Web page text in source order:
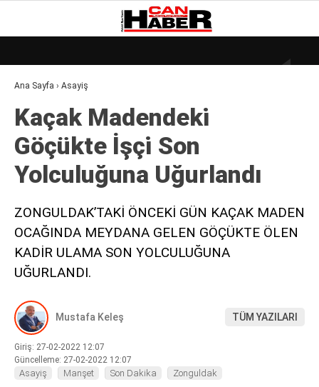
28.7°
GALERİ
DÜNYA
EKONOMI
GÜNDEM
MAGAZIN
SAĞLIK
ASAYIŞ
DIĞER
Ana Sayfa › Asayiş
Kaçak Madendeki̇
Göçükte İşçi̇ Son
Yolculuğuna Uğurlandı
ZONGULDAK’TAKİ ÖNCEKİ GÜN KAÇAK MADEN
OCAĞINDA MEYDANA GELEN GÖÇÜKTE ÖLEN
KADİR ULAMA SON YOLCULUĞUNA
UĞURLANDI.
Mustafa Keleş TÜM YAZILARI
Giriş: 27-02-2022 12:07
Güncelleme: 27-02-2022 12:07
Asayiş Manşet Son Dakika Zonguldak